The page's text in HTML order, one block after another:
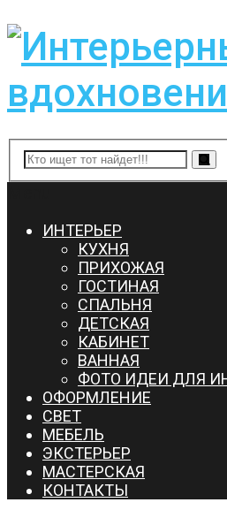
ИНТЕРЬЕР
КУХНЯ
ПРИХОЖАЯ
ГОСТИНАЯ
СПАЛЬНЯ
ДЕТСКАЯ
КАБИНЕТ
ВАННАЯ
ФОТО ИДЕИ ДЛЯ
ОФОРМЛЕНИЕ
СВЕТ
МЕБЕЛЬ
ЭКСТЕРЬЕР
МАСТЕРСКАЯ
КОНТАКТЫ